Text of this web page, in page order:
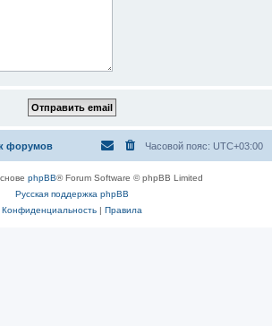
форумов Часовой пояс: UTC+03:00
phpBB® Forum Software © phpBB Limited
Русская поддержка phpBB
Конфиденциальность| Правила